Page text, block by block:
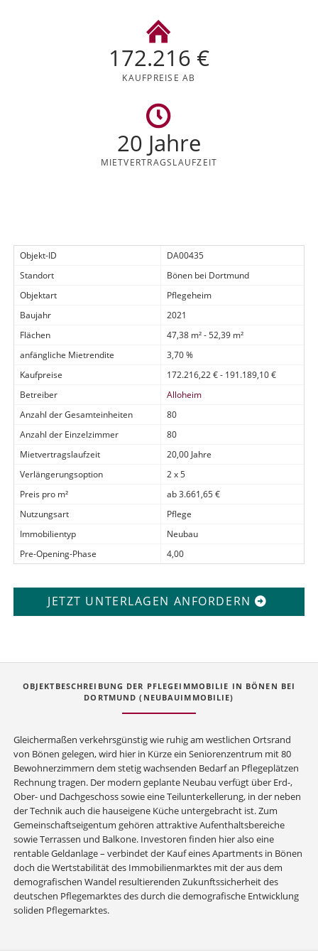
172.216 €
KAUFPREISE AB
20 Jahre
MIETVERTRAGSLAUFZEIT
Objekt-ID
DA00435
Standort
Bönen bei Dortmund
Objektart
Pflegeheim
Baujahr
2021
Flächen
47,38 m² - 52,39 m²
anfängliche Mietrendite
3,70 %
Kaufpreise
172.216,22 € - 191.189,10 €
Betreiber
Alloheim
Anzahl der Gesamteinheiten
80
Anzahl der Einzelzimmer
80
Mietvertragslaufzeit
20,00 Jahre
Verlängerungsoption
2 x 5
Preis pro m²
ab 3.661,65 €
Nutzungsart
Pflege
Immobilientyp
Neubau
Pre-Opening-Phase
4,00
JETZT UNTERLAGEN ANFORDERN
OBJEKTBESCHREIBUNG DER PFLEGEIMMOBILIE IN BÖNEN BEI
DORTMUND (NEUBAUIMMOBILIE)
Gleichermaßen verkehrsgünstig wie ruhig am westlichen Ortsrand
von Bönen gelegen, wird hier in Kürze ein Seniorenzentrum mit 80
Bewohnerzimmern dem stetig wachsenden Bedarf an Pflegeplätzen
Rechnung tragen. Der modern geplante Neubau verfügt über Erd-,
Ober- und Dachgeschoss sowie eine Teilunterkellerung, in der neben
der Technik auch die hauseigene Küche untergebracht ist. Zum
Gemeinschaftseigentum gehören attraktive Aufenthaltsbereiche
sowie Terrassen und Balkone. Investoren finden hier also eine
rentable Geldanlage – verbindet der Kauf eines Apartments in Bönen
doch die Wertstabilität des Immobilienmarktes mit der aus dem
demografischen Wandel resultierenden Zukunftssicherheit des
deutschen Pflegemarktes des durch die demografische Entwicklung
soliden Pflegemarktes.